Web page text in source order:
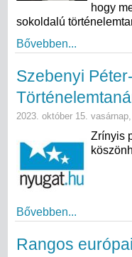
hogy
sokoldalú
Bővebben...
Szebenyi
2023. október 15.
Zrínyis
Bővebben...
Rangos